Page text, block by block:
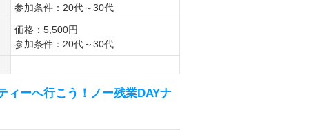
参加条件：20代～30代
価格：5,500円
参加条件：20代～30代
ィーへ行こう！ノー残業DAYナ